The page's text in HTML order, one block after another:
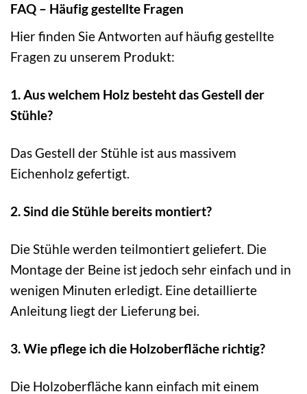
FAQ – Häufig gestellte Fragen
Hier finden Sie Antworten auf häufig gestellte
Fragen zu unserem Produkt:
1. Aus welchem Holz besteht das Gestell der
Stühle?
Das Gestell der Stühle ist aus massivem
Eichenholz gefertigt.
2. Sind die Stühle bereits montiert?
Die Stühle werden teilmontiert geliefert. Die
Montage der Beine ist jedoch sehr einfach und in
wenigen Minuten erledigt. Eine detaillierte
Anleitung liegt der Lieferung bei.
3. Wie pflege ich die Holzoberfläche richtig?
Die Holzoberfläche kann einfach mit einem